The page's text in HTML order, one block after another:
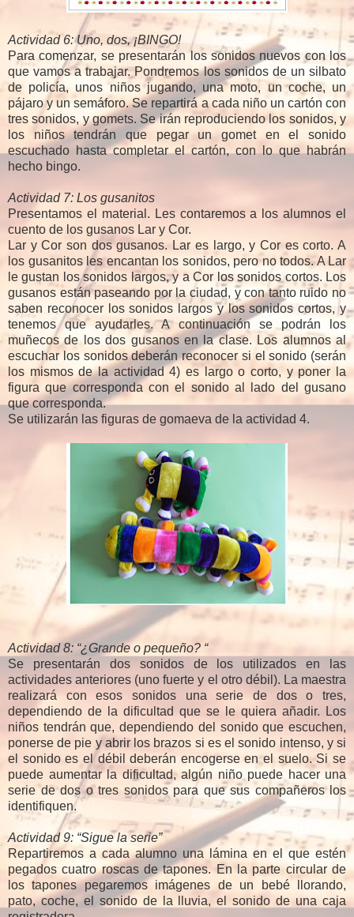
Actividad 6: Uno, dos, ¡BINGO!
Para comenzar, se presentarán los sonidos nuevos con los
que vamos a trabajar. Pondremos los sonidos de un silbato
de policía, unos niños jugando, una moto, un coche, un
pájaro y un semáforo. Se repartirá a cada niño un cartón con
tres sonidos, y gomets. Se irán reproduciendo los sonidos, y
los niños tendrán que pegar un gomet en el sonido
escuchado hasta completar el cartón, con lo que habrán
hecho bingo.
Actividad 7: Los gusanitos
Presentamos el material. Les contaremos a los alumnos el
cuento de los gusanos Lar y Cor.
Lar y Cor son dos gusanos. Lar es largo, y Cor es corto. A
los gusanitos les encantan los sonidos, pero no todos. A Lar
le gustan los sonidos largos, y a Cor los sonidos cortos. Los
gusanos están paseando por la ciudad, y con tanto ruido no
saben reconocer los sonidos largos y los sonidos cortos, y
tenemos que ayudarles. A continuación se podrán los
muñecos de los dos gusanos en la clase. Los alumnos al
escuchar los sonidos deberán reconocer si el sonido (serán
los mismos de la actividad 4) es largo o corto, y poner la
figura que corresponda con el sonido al lado del gusano
que corresponda.
Se utilizarán las figuras de gomaeva de la actividad 4.
Actividad 8: “¿Grande o pequeño? “
Se presentarán dos sonidos de los utilizados en las
actividades anteriores (uno fuerte y el otro débil). La maestra
realizará con esos sonidos una serie de dos o tres,
dependiendo de la dificultad que se le quiera añadir. Los
niños tendrán que, dependiendo del sonido que escuchen,
ponerse de pie y abrir los brazos si es el sonido intenso, y si
el sonido es el débil deberán encogerse en el suelo. Si se
puede aumentar la dificultad, algún niño puede hacer una
serie de dos o tres sonidos para que sus compañeros los
identifiquen.
Actividad 9: “Sigue la serie”
Repartiremos a cada alumno una lámina en el que estén
pegados cuatro roscas de tapones. En la parte circular de
los tapones pegaremos imágenes de un bebé llorando,
pato, coche, el sonido de la lluvia, el sonido de una caja